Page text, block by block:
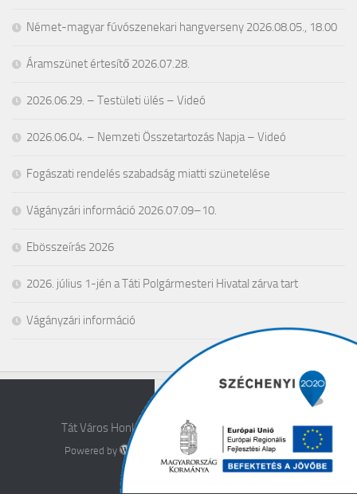
Német-magyar fúvószenekari hangverseny 2026.08.05., 18.00
Áramszünet értesítő 2026.07.28.
2026.06.29. – Testületi ülés – Videó
2026.06.04. – Nemzeti Összetartozás Napja – Videó
Fogászati rendelés szabadság miatti szünetelése
Vágányzári információ 2026.07.09–10.
Ebösszeírás 2026
2026. július 1-jén a Táti Polgármesteri Hivatal zárva tart
Vágányzári információ
Tát Város Honlapja © 2026. All Rights Reserved.
Powered by - Designed with theHueman theme